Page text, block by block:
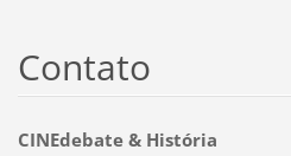
Contato
CINEdebate & História